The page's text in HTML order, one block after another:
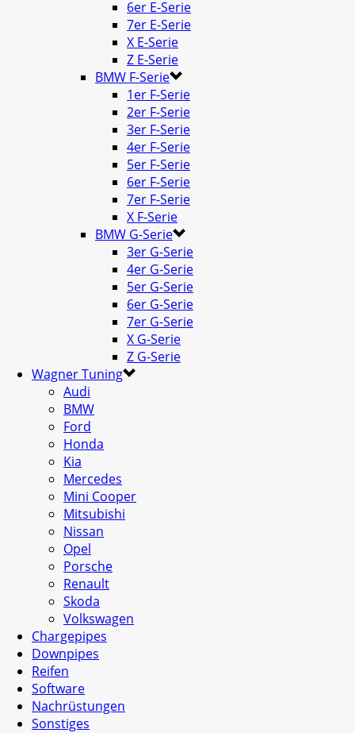
6er E-Serie
7er E-Serie
X E-Serie
Z E-Serie
BMW F-Serie
1er F-Serie
2er F-Serie
3er F-Serie
4er F-Serie
5er F-Serie
6er F-Serie
7er F-Serie
X F-Serie
BMW G-Serie
3er G-Serie
4er G-Serie
5er G-Serie
6er G-Serie
7er G-Serie
X G-Serie
Z G-Serie
Wagner Tuning
Audi
BMW
Ford
Honda
Kia
Mercedes
Mini Cooper
Mitsubishi
Nissan
Opel
Porsche
Renault
Skoda
Volkswagen
Chargepipes
Downpipes
Reifen
Software
Nachrüstungen
Sonstiges